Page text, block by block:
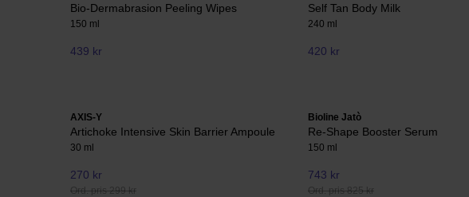
Bio-Dermabrasion Peeling Wipes
150 ml
439 kr
Self Tan Body Milk
240 ml
420 kr
AXIS-Y
Artichoke Intensive Skin Barrier Ampoule
30 ml
270 kr
Ord. pris 299 kr
Bioline Jatò
Re-Shape Booster Serum
150 ml
743 kr
Ord. pris 825 kr